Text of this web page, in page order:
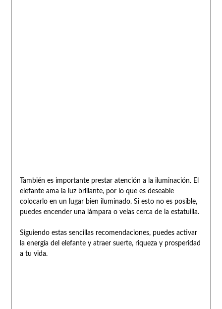
También es importante prestar atención a la iluminación. El
elefante ama la luz brillante, por lo que es deseable
colocarlo en un lugar bien iluminado. Si esto no es posible,
puedes encender una lámpara o velas cerca de la estatuilla.
Siguiendo estas sencillas recomendaciones, puedes activar
la energía del elefante y atraer suerte, riqueza y prosperidad
a tu vida.